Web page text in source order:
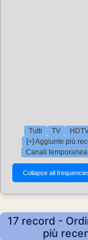
Tutti TV
[+] Aggiunte più
Canali
17 record -
più